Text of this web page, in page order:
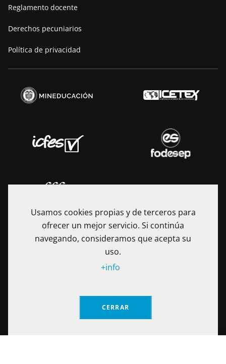
Reglamento docente
Derechos pecuniarios
Política de privacidad
La Fundación Universitaria Internacional de La Rioja - UNIR es
inspección y vigilancia del Ministerio de Educación Nacional
de Colombia. Reconocimiento de personería jurídica
mediante Resolución No. 13130 del 7 de julio de 2017
Usamos cookies propias y de terceros para
ofrecer un mejor servicio. Si continúa
navegando, consideramos que acepta su
uso.
CERRAR
+info